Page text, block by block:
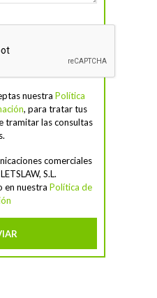
nuestra Política
, para tratar tus
tramitar las consultas
comerciales
S.L.
en nuestra Política de